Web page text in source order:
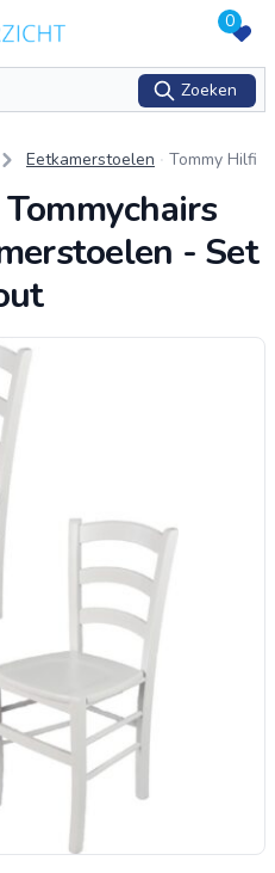
0
Zoeken
Eetkamerstoelen
Tommy Hilfi
hairs Venezi
rstoelen - S
- Set